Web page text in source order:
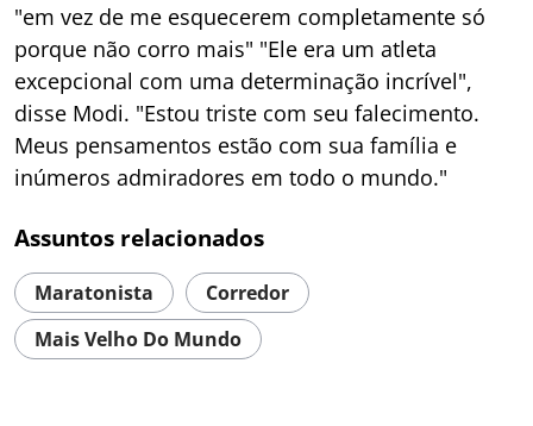
"em vez de me esquecerem completamente só
porque não corro mais" "Ele era um atleta
excepcional com uma determinação incrível",
disse Modi. "Estou triste com seu falecimento.
Meus pensamentos estão com sua família e
inúmeros admiradores em todo o mundo."
Assuntos relacionados
Maratonista
Corredor
Mais Velho Do Mundo